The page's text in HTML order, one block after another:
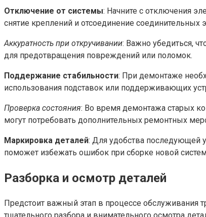
Отключение от системы: Начните с отключения
снятие креплений и отсоединение соединительных
Аккуратность при откручивании: Важно убедиться,
для предотвращения повреждений или поломок.
Поддержание стабильности: При демонтаже
использования подставок или поддерживающих
Проверка состояния: Во время демонтажа старых
могут потребовать дополнительных ремонтных
Маркировка деталей: Для удобства последующей
поможет избежать ошибок при сборке новой
Разборка и осмотр деталей
Предстоит важный этап в процессе обслуживания